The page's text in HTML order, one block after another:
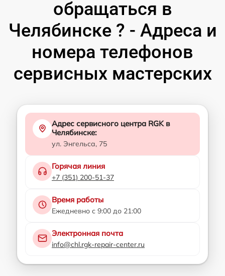
обращаться в
Челябинске ? - Адреса и
номера телефонов
сервисных мастерских
Адрес сервисного центра RGK в
Челябинске:
ул. Энгельса, 75
Горячая линия
+7 (351) 200-51-37
Время работы
Ежедневно с 9:00 до 21:00
Электронная почта
info@chl.rgk-repair-center.ru